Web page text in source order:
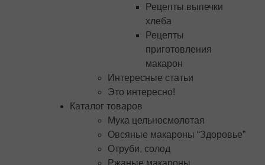
Рецепты выпечки
хлеба
Рецепты
приготовления
макарон
Интересные статьи
Это интересно!
Каталог товаров
Мука цельносмолотая
Овсяные макароны “Здоровье”
Отруби, солод
Ржаные макароны